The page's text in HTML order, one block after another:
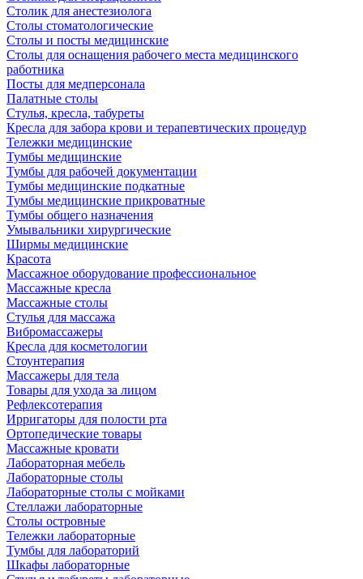
Столик для анестезиолога
Столы стоматологические
Столы и посты медицинские
Столы для оснащения рабочего места медицинского
работника
Посты для медперсонала
Палатные столы
Стулья, кресла, табуреты
Кресла для забора крови и терапевтических процедур
Тележки медицинские
Тумбы медицинские
Тумбы для рабочей документации
Тумбы медицинские подкатные
Тумбы медицинские прикроватные
Тумбы общего назначения
Умывальники хирургические
Ширмы медицинские
Красота
Массажное оборудование профессиональное
Массажные кресла
Массажные столы
Стулья для массажа
Вибромассажеры
Кресла для косметологии
Стоунтерапия
Массажеры для тела
Товары для ухода за лицом
Рефлексотерапия
Ирригаторы для полости рта
Ортопедические товары
Массажные кровати
Лабораторная мебель
Лабораторные столы
Лабораторные столы с мойками
Стеллажи лабораторные
Столы островные
Тележки лабораторные
Тумбы для лабораторий
Шкафы лабораторные